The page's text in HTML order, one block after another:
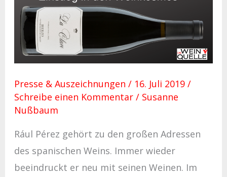
Presse & Auszeichnungen / 16. Juli 2019 /
Schreibe einen Kommentar / Susanne
Nußbaum
Rául Pérez gehört zu den großen Adressen
des spanischen Weins. Immer wieder
beeindruckt er neu mit seinen Weinen. Im
16.07.19:
La
Clave
„Einstieg
in
den
Weinkosmos“